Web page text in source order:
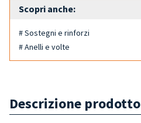
Scopri anche:
# Sostegni e rinforzi
# Anelli e volte
Descrizione prodotto